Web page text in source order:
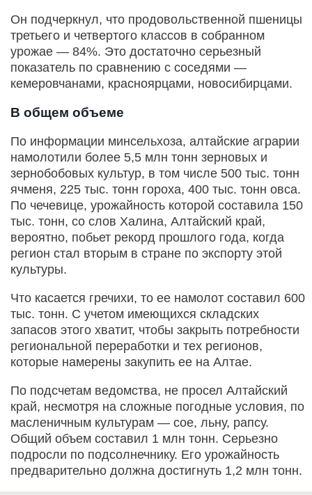
Он подчеркнул, что продовольственной пшеницы
третьего и четвертого классов в собранном
урожае — 84%. Это достаточно серьезный
показатель по сравнению с соседями —
кемеровчанами, красноярцами, новосибирцами.
В общем объеме
По информации минсельхоза, алтайские аграрии
намолотили более 5,5 млн тонн зерновых и
зернобобовых культур, в том числе 500 тыс. тонн
ячменя, 225 тыс. тонн гороха, 400 тыс. тонн овса.
По чечевице, урожайность которой составила 150
тыс. тонн, со слов Халина, Алтайский край,
вероятно, побьет рекорд прошлого года, когда
регион стал вторым в стране по экспорту этой
культуры.
Что касается гречихи, то ее намолот составил 600
тыс. тонн. С учетом имеющихся складских
запасов этого хватит, чтобы закрыть потребности
региональной переработки и тех регионов,
которые намерены закупить ее на Алтае.
По подсчетам ведомства, не просел Алтайский
край, несмотря на сложные погодные условия, по
масленичным культурам — сое, льну, рапсу.
Общий объем составил 1 млн тонн. Серьезно
подросли по подсолнечнику. Его урожайность
предварительно должна достигнуть 1,2 млн тонн.